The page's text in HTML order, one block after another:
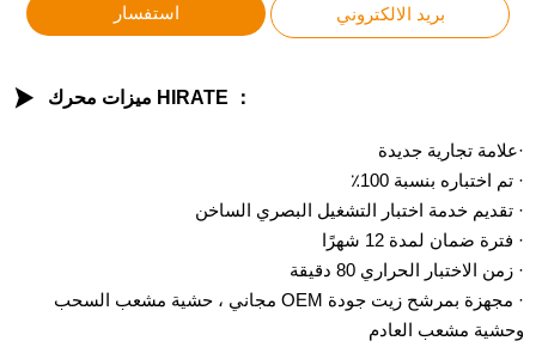
استفسار بريد الالكتروني
 ميزات محرك HIRATE ：
·علامة تجارية جديدة
· تم اختباره بنسبة 100٪
· تقديم خدمة اختبار التشغيل البصري الساخن
· فترة ضمان لمدة 12 شهرًا
· زمن الاختبار الحراري 80 دقيقة
· مجهزة بمرشح زيت جودة OEM مجاني ، حشية مشعب السحب
وحشية مشعب العادم